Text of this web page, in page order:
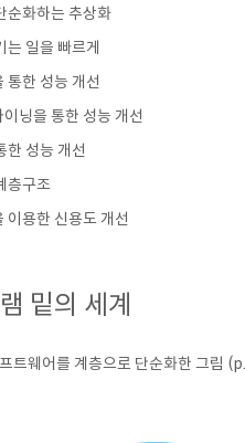
순화하는 추상화
는 일을 빠르게
통한 성능 개선
닝을 통한 성능 개선
한 성능 개선
층구조
이용한 신용도 개선
밑의 세계
트웨어를 계층으로 단순화한 그림